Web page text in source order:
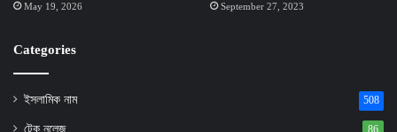
May 19, 2026 September 27, 2023
Categories
ইসলামিক নাম 508
টেক নলেজ